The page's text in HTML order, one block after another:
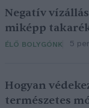
Negatív
miképp
ÉLŐ BOLYGÓNK 5
Hogyan
természetes